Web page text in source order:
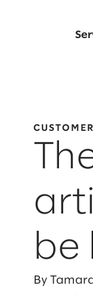
be
By